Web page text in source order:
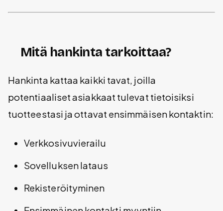
Mitä hankinta tarkoittaa?
Hankinta kattaa kaikki tavat, joilla
potentiaaliset asiakkaat tulevat tietoisiksi
tuotteestasi ja ottavat ensimmäisen kontaktin:
Verkkosivuvierailu
Sovelluksen lataus
Rekisteröityminen